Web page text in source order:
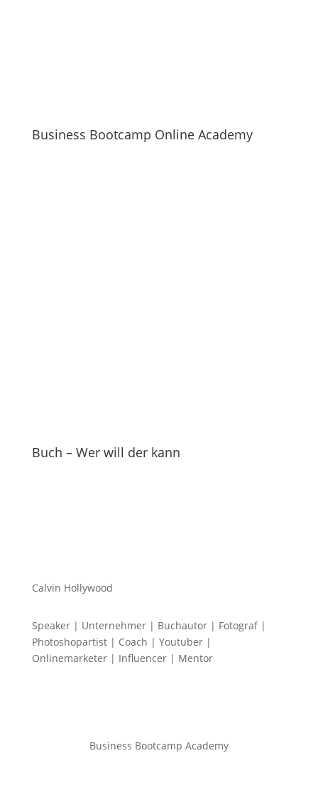
Business Bootcamp Online Academy
Buch – Wer will der kann
Calvin Hollywood
Speaker | Unternehmer | Buchautor | Fotograf |
Photoshopartist | Coach | Youtuber |
Onlinemarketer | Influencer | Mentor
Business Bootcamp Academy